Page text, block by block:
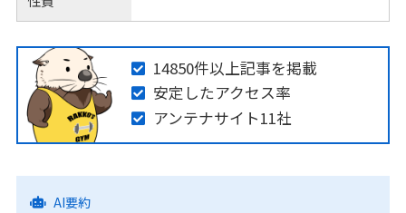
14850件以上記事を掲載
安定したアクセス率
アンテナサイト11社
AI要約